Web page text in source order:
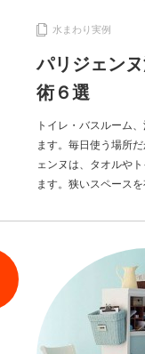
水まわり実例
パリジェン
術６選
トイレ・バスルーム
ます。毎日使う場所
ェンヌは、タオルや
ます。狭いスペース